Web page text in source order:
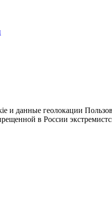
и данные геолокации
в России